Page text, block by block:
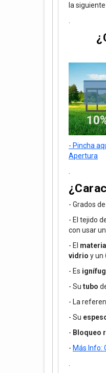
la
- Pincha
Apertura
.
- Grados
- El tejido
con usar
- El material
vidrio y un
- Es
- Su tubo
- La
- Su
- Bloqueo
- Más Info:
.